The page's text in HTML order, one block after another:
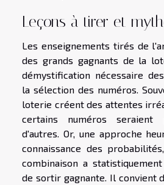
Leçons à tirer et
Les enseignements tirés de
des grands gagnants de la
démystification nécessaire
la sélection des numéros.
loterie créent des attentes
certains numéros seraient
d'autres. Or, une approche
connaissance des
combinaison a
de sortir gagnante. Il convient